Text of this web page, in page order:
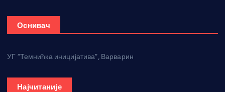
Оснивач
УГ “Темнићка иницијатива”, Варварин
Најчитаније